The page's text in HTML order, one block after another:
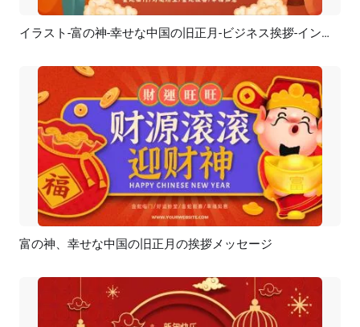
プレビュー カスタマイズ イラスト-富の神-幸せな中国の旧正月-ビジネス挨拶-イントロ
プレビュー カスタマイズ
富の神、幸せな中国の旧正月の挨拶メッセージ